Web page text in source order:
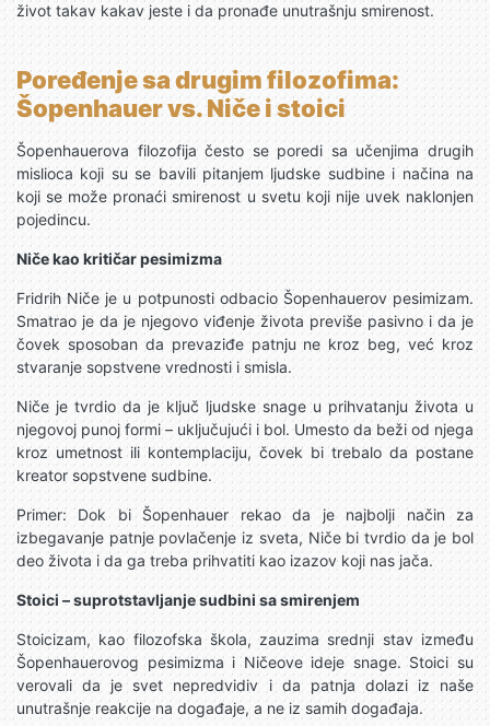
život takav kakav jeste i da pronađe unutrašnju smirenost.
Poređenje sa drugim filozofima:
Šopenhauer vs. Niče i stoici
Šopenhauerova filozofija često se poredi sa učenjima drugih
mislioca koji su se bavili pitanjem ljudske sudbine i načina na
koji se može pronaći smirenost u svetu koji nije uvek naklonjen
pojedincu.
Niče kao kritičar pesimizma
Fridrih Niče je u potpunosti odbacio Šopenhauerov pesimizam.
Smatrao je da je njegovo viđenje života previše pasivno i da je
čovek sposoban da prevaziđe patnju ne kroz beg, već kroz
stvaranje sopstvene vrednosti i smisla.
Niče je tvrdio da je ključ ljudske snage u prihvatanju života u
njegovoj punoj formi – uključujući i bol. Umesto da beži od njega
kroz umetnost ili kontemplaciju, čovek bi trebalo da postane
kreator sopstvene sudbine.
Primer: Dok bi Šopenhauer rekao da je najbolji način za
izbegavanje patnje povlačenje iz sveta, Niče bi tvrdio da je bol
deo života i da ga treba prihvatiti kao izazov koji nas jača.
Stoici – suprotstavljanje sudbini sa smirenjem
Stoicizam, kao filozofska škola, zauzima srednji stav između
Šopenhauerovog pesimizma i Ničeove ideje snage. Stoici su
verovali da je svet nepredvidiv i da patnja dolazi iz naše
unutrašnje reakcije na događaje, a ne iz samih događaja.